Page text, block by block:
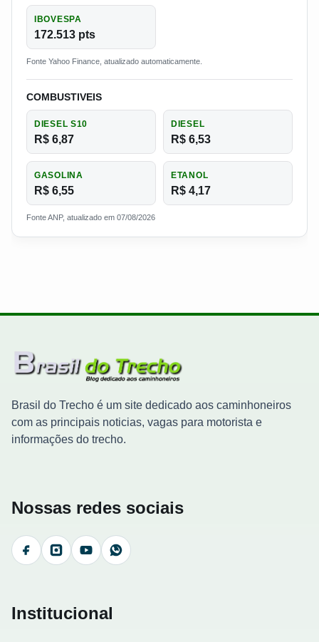
IBOVESPA
172.513 pts
Fonte Yahoo Finance, atualizado automaticamente.
COMBUSTIVEIS
DIESEL S10
R$ 6,87
DIESEL
R$ 6,53
GASOLINA
R$ 6,55
ETANOL
R$ 4,17
Fonte ANP, atualizado em 07/08/2026
Brasil do Trecho é um site dedicado aos caminhoneiros
com as principais noticias, vagas para motorista e
informações do trecho.
Nossas redes sociais
FacebookInstagramYouTubeWhatsApp
Institucional